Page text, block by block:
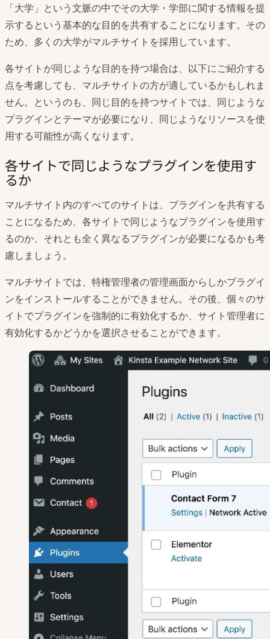
「大学」という文脈の中でその大学・学部に関する情報を提
示するという基本的な目的を共有することになります。その
ため、多くの大学がマルチサイトを採用しています。
各サイトが同じような目的を持つ場合は、以下にご紹介する
点を考慮しても、マルチサイトの方が適しているかもしれま
せん。というのも、同じ目的を持つサイトでは、同じような
プラグインとテーマが必要になり、同じようなリソースを使
用する可能性が高くなります。
各サイトで同じようなプラグインを使用す
るか
マルチサイト内のすべてのサイトは、プラグインを共有する
ことになるため、各サイトで同じようなプラグインを使用す
るのか、それとも全く異なるプラグインが必要になるかも考
慮しましょう。
マルチサイトでは、特権管理者の管理画面からしかプラグイ
ンをインストールすることができません。その後、個々のサ
イトでプラグインを強制的に有効化するか、サイト管理者に
有効化するかどうかを選択させることができます。